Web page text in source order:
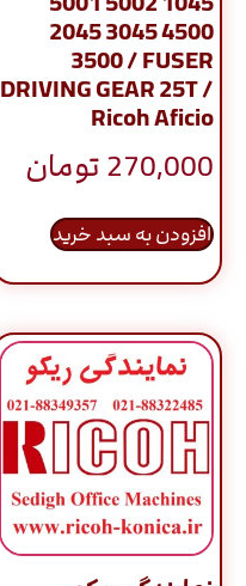
2045 3045 4500
3500 / FUSER
DRIVING GEAR 25T /
Ricoh Aficio
270,000تومان
افزودن به سبد خرید